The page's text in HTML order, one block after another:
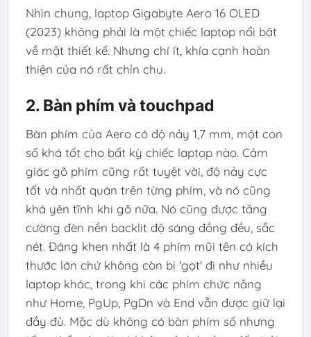
Nhìn chung, laptop Gigabyte Aero 16 OLED
(2023) không phải là một chiếc laptop nổi bật
về mặt thiết kế. Nhưng chí ít, khía cạnh hoàn
thiện của nó rất chỉn chu.
2. Bàn phím và touchpad
Bàn phím của Aero có độ nảy 1,7 mm, một con
số khá tốt cho bất kỳ chiếc laptop nào. Cảm
giác gõ phím cũng rất tuyệt vời, độ nảy cực
tốt và nhất quán trên từng phím, và nó cũng
khá yên tĩnh khi gõ nữa. Nó cũng được tăng
cường đèn nền backlit độ sáng đồng đều, sắc
nét. Đáng khen nhất là 4 phím mũi tên có kích
thước lớn chứ không còn bị 'gọt' đi như nhiều
laptop khác, trong khi các phím chức năng
như Home, PgUp, PgDn và End vẫn được giữ lại
đầy đủ. Mặc dù không có bàn phím số nhưng